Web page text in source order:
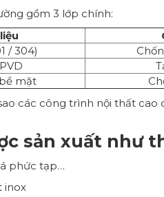
gồm 3 lớp chính:
/ 304)
mặt
các công trình nội thất cao
sản xuất như
phức tạp…
inox